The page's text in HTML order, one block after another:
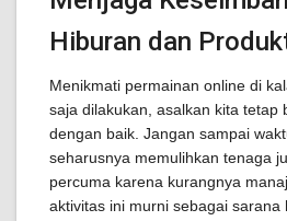
Hiburan dan
Menikmati permainan online di
saja dilakukan, asalkan kita tetap
dengan baik. Jangan sampai
seharusnya memulihkan tenaga
percuma karena kurangnya
aktivitas ini murni sebagai